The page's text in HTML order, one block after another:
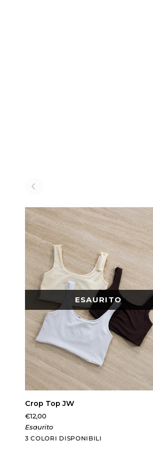
ESAURITO
AGGIUNTA RAPIDA
Crop
JW
Crop Top JW
€12,00
Esaurito
3 COLORI DISPONIBILI
PannaMarrone
Bianco